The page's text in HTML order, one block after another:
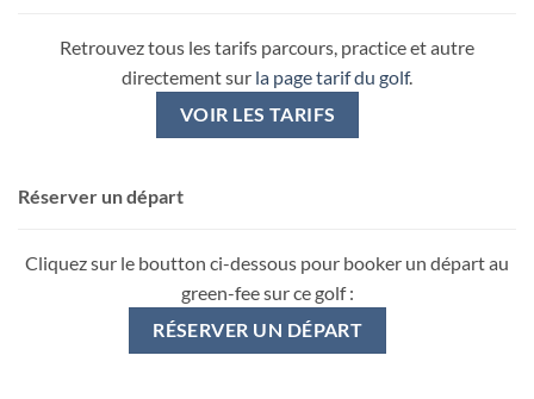
Retrouvez tous les tarifs parcours, practice et autre
directement sur la page tarif du golf.
VOIR LES TARIFS
Réserver un départ
Cliquez sur le boutton ci-dessous pour booker un départ au
green-fee sur ce golf :
RÉSERVER UN DÉPART